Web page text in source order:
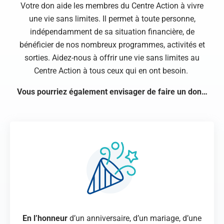
Votre don aide les membres du Centre Action à vivre
une vie sans limites. Il permet à toute personne,
indépendamment de sa situation financière, de
bénéficier de nos nombreux programmes, activités et
sorties. Aidez-nous à offrir une vie sans limites au
Centre Action à tous ceux qui en ont besoin.
Vous pourriez également envisager de faire un don…
En l’honneur d’un anniversaire, d’un mariage, d’une